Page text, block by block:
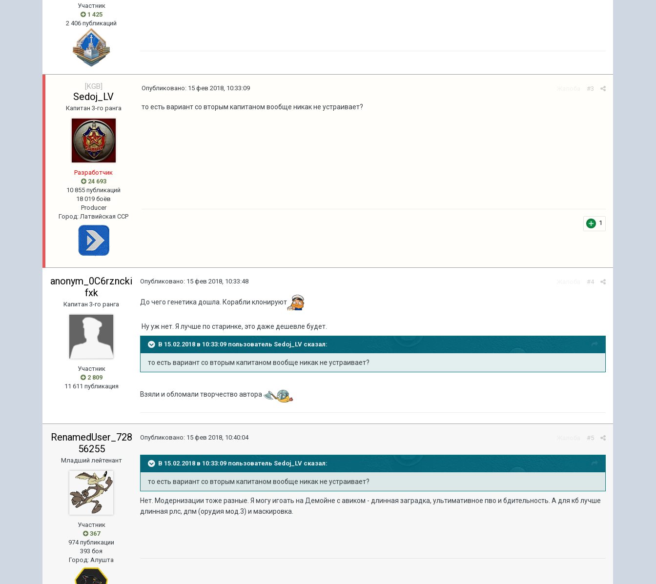
Участник
1 425
2 406 публикаций
[KGB]
Sedoj_LV
Капитан 3-го ранга
Pазработчик
24 693
10 855 публикаций
18 019 боёв
Producer
Город:Латвийская ССР
#3
Опубликовано: 15 фев 2018, 10:33:09
то есть вариант со вторым капитаном вообще никак не устраивает?
1
anonym_0C6rzncki
fxk
Капитан 3-го ранга
Участник
2 809
11 611 публикация
#4
Опубликовано: 15 фев 2018, 10:33:48
До чего генетика дошла. Корабли клонируют
Ну уж нет. Я лучше по старинке, это даже дешевле будет.
В 15.02.2018 в 10:33:09 пользователь Sedoj_LV сказал:
то есть вариант со вторым капитаном вообще никак не устраивает?
Взяли и обломали творчество автора
RenamedUser_728
56255
Младший лейтенант
Участник
367
974 публикации
393 боя
Город:Алушта
#5
Опубликовано: 15 фев 2018, 10:40:04
В 15.02.2018 в 10:33:09 пользователь Sedoj_LV сказал:
то есть вариант со вторым капитаном вообще никак не устраивает?
Нет. Модернизации тоже разные. Я могу игоать на Демойне с авиком - длинная заградка, ультимативное пво и бдительность. А для кб лучше
длинная рлс, дпм (орудия мод.3) и маскировка.